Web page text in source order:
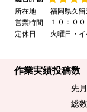
所在地
福岡県久
営業時間
１０：０
定休日
火曜日・イ
作業実績投稿数
先月
総数